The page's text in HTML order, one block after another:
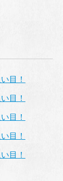
目！
目！
目！
目！
目！